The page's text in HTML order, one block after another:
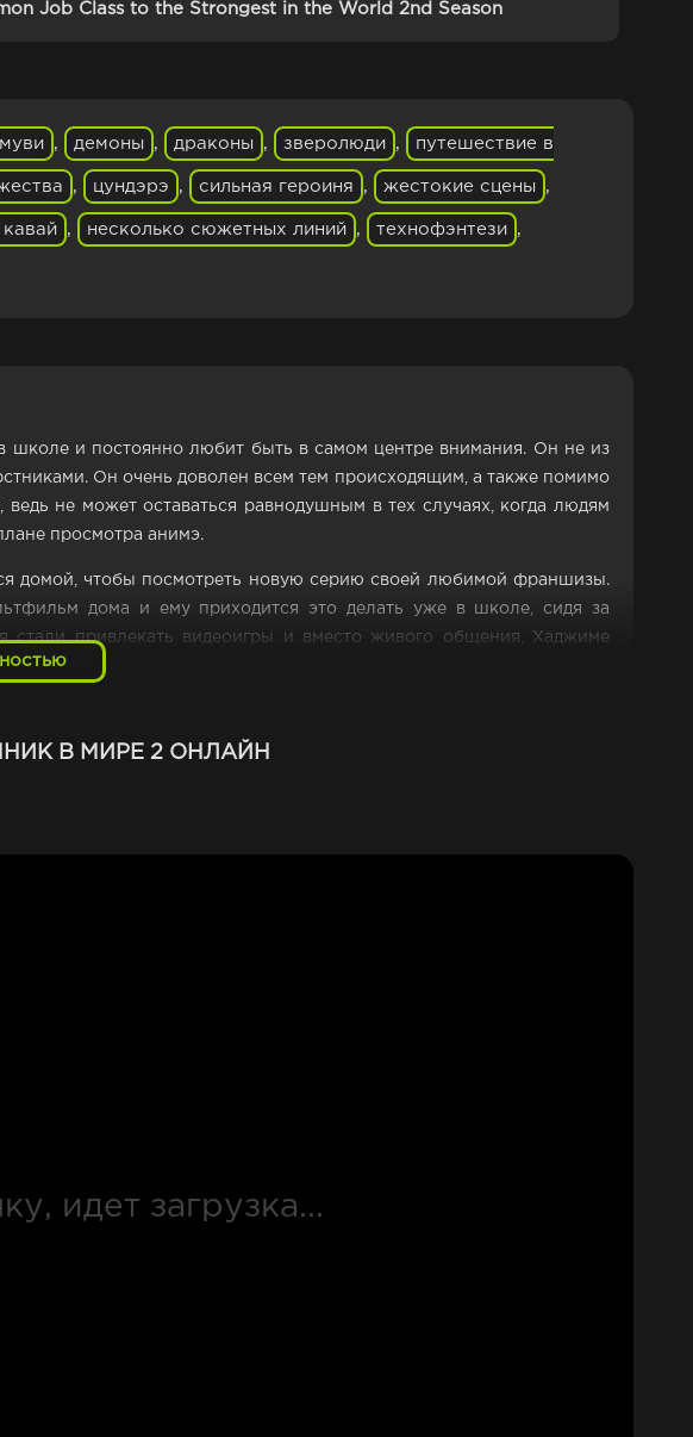
Job Class to the Strongest in the World 2nd Season
, демоны , драконы , зверолюди , путешествие в
, цундэрэ , сильная героиня , жестокие сцены ,
, несколько сюжетных линий , технофэнтези ,
школе и постоянно любит быть в самом центре внимания. Он не из
Он очень доволен всем тем происходящим, а также помимо
не может оставаться равнодушным в тех случаях, когда людям
просмотра анимэ.
домой, чтобы посмотреть новую серию своей любимой франшизы.
дома и ему приходится это делать уже в школе, сидя за
привлекать видеоигры и вместо живого общения, Хаджиме
со своими одноклассниками, поскольку изменился не только
В МИРЕ 2 ОНЛАЙН